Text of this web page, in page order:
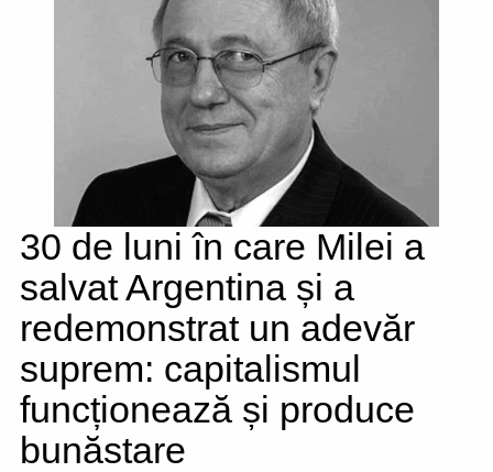
30 de luni în care Milei a
salvat Argentina și a
redemonstrat un adevăr
suprem: capitalismul
funcționează și produce
bunăstare